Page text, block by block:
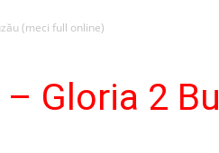
(meci full online)
Gloria 2